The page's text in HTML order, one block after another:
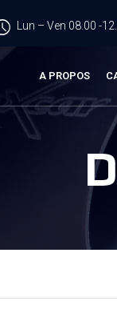
Lun – Ven 08.00 -
A PROPOS